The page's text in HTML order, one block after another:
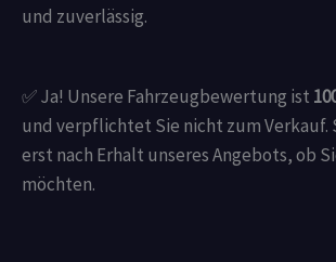
und zuverlässig.
✅ Ja! Unsere Fahrzeugbewertung ist
und verpflichtet Sie nicht zum Verkauf.
erst nach Erhalt unseres Angebots, ob
möchten.